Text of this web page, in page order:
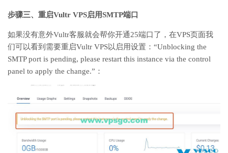
步骤三、重启Vultr VPS启用SMTP端口
如果没有意外Vultr客服就会帮你开通25端口了，在VPS页面我
们可以看到需要重启Vultr VPS以启用设置：“Unblocking the
SMTP port is pending, please restart this instance via the control
panel to apply the change.”：